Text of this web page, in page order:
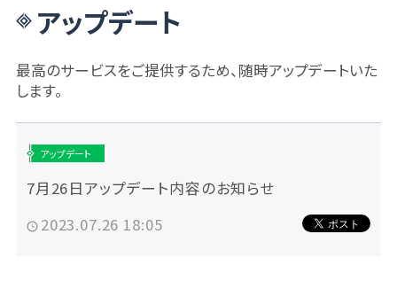
アップデート
最高のサービスをご提供するため、随時アップデートいた
します。
アップデート
7月26日アップデート内容のお知らせ
2023.07.26 18:05